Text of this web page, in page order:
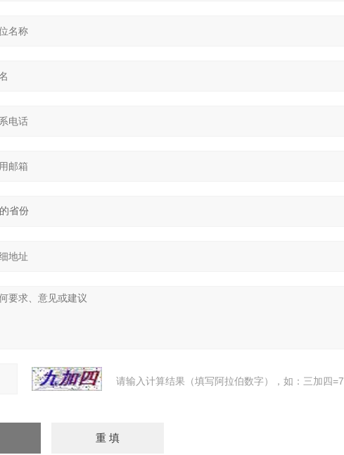
请输入计算结果（填写阿拉伯数字），如：三加四=7